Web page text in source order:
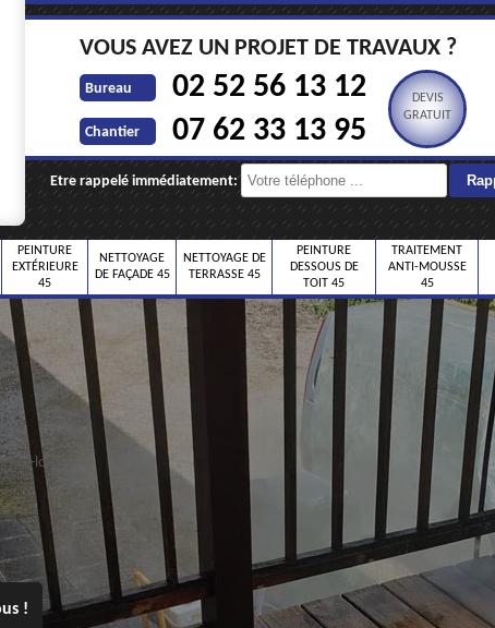
VOUS AVEZ UN PROJET DE TRAVAUX ?
Bureau 02 52 56 13 12
Chantier 07 62 33 13 95
DEVIS
GRATUIT
Etre rappelé immédiatement:
PEINTURE
EXTÉRIEURE
45
NETTOYAGE
DE FAÇADE 45
NETTOYAGE DE
TERRASSE 45
PEINTURE
DESSOUS DE
TOIT 45
TRAITEMENT
ANTI-MOUSSE
45
!